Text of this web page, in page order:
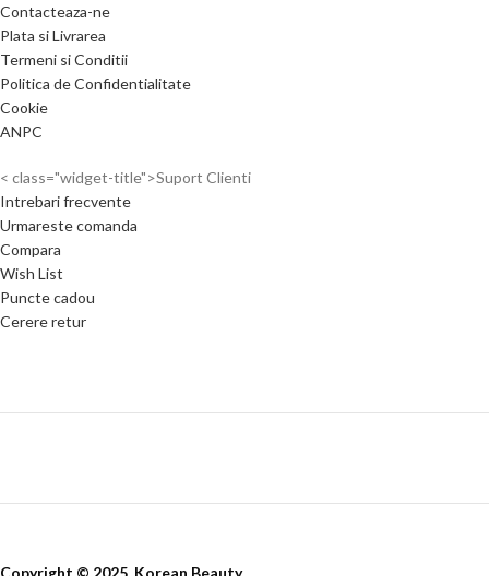
Contacteaza-ne
Plata si Livrarea
Termeni si Conditii
Politica de Confidentialitate
Cookie
ANPC
< class="widget-title">Suport Clienti
Intrebari frecvente
Urmareste comanda
Compara
Wish List
Puncte cadou
Cerere retur